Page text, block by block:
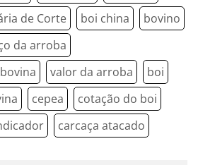
de Corte boi china
bovino
da arroba
valor da arroba
boi
cepea
cotação do boi
carcaça atacado